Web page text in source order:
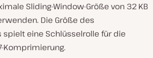
Sliding-Window-Größe von 32 KB
Die Größe des
eine Schlüsselrolle für die
Komprimierung.